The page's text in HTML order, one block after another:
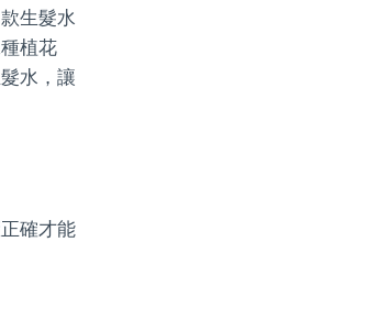
生髮水
植花
水，讓
確才能